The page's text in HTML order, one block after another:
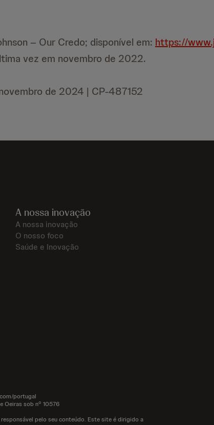
– Our Credo; disponível em: https://
vez em novembro de 2022.
de 2024 | CP-487152
A nossa inovação
A nossa inovação
O nosso foco
Saúde e Inovação
portugal
Oeiras sob nº 10576
pelo seu conteúdo. Este site é dirigido a